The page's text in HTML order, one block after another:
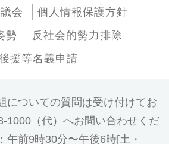
会
個人情報保護方針
勢
反社会的勢力排除
援等名義申請
についての質問は受け付けてお
1000（代）へお問い合わせくだ
午前9時30分〜午後6時[土・